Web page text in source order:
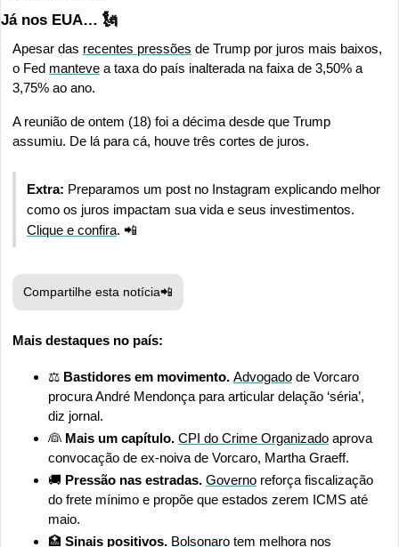
Já nos EUA… 🗽
Apesar das recentes pressões de Trump por juros mais baixos,
o Fed manteve a taxa do país inalterada na faixa de 3,50% a
3,75% ao ano.
A reunião de ontem (18) foi a décima desde que Trump
assumiu. De lá para cá, houve três cortes de juros.
Extra: Preparamos um post no Instagram explicando melhor
Clique e confira. 📲
Compartilhe esta notícia📲
Mais destaques no país:
⚖️ Bastidores em movimento. Advogado de Vorcaro
procura André Mendonça para articular delação ‘séria’,
diz jornal.
👰 Mais um capítulo. CPI do Crime Organizado aprova
convocação de ex-noiva de Vorcaro, Martha Graeff.
🚚 Pressão nas estradas. Governo reforça fiscalização
do frete mínimo e propõe que estados zerem ICMS até
maio.
🏥 Sinais positivos. Bolsonaro tem melhora nos